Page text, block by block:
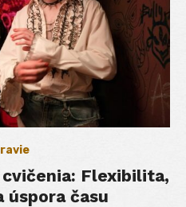
Flexibilita,
času